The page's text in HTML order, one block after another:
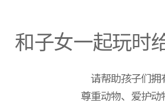
和子女一起玩时
请帮助孩子们拥
尊重动物、爱护动